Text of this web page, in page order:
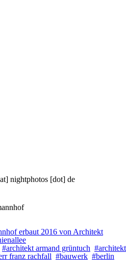
nightphotos [dot] de
erbaut 2016 von Architekt
#architekt armand grüntuch #architekt
franz rachfall #bauwerk #berlin